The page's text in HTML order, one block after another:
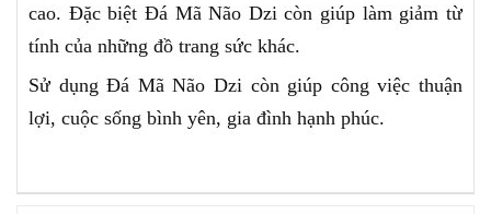
cao. Đặc biệt Đá Mã Não Dzi còn giúp làm giảm từ
tính của những đồ trang sức khác.
Sử dụng Đá Mã Não Dzi còn giúp công việc thuận
lợi, cuộc sống bình yên, gia đình hạnh phúc.